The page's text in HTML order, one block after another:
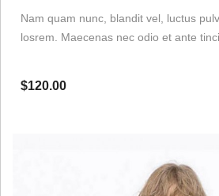
Nam quam nunc, blandit vel, luctus
losrem. Maecenas nec odio et ante
$120.00